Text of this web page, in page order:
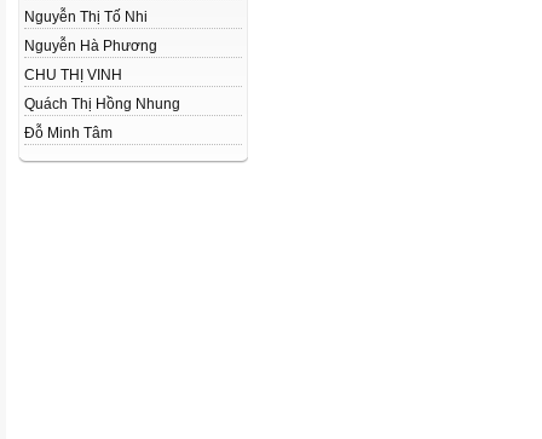
Nguyễn Thị Tố Nhi
Nguyễn Hà Phương
CHU THỊ VINH
Quách Thị Hồng Nhung
Đỗ Minh Tâm